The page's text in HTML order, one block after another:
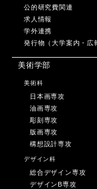
公的研究費関連
求人情報
学外連携
発行物（大学案内・広
美術学部
美術科
日本画専攻
油画専攻
彫刻専攻
版画専攻
構想設計専攻
デザイン科
総合デザイン専攻
デザインB専攻